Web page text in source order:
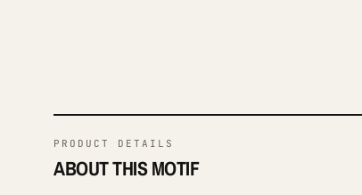
PRODUCT DETAILS
ABOUT THIS MOTIF